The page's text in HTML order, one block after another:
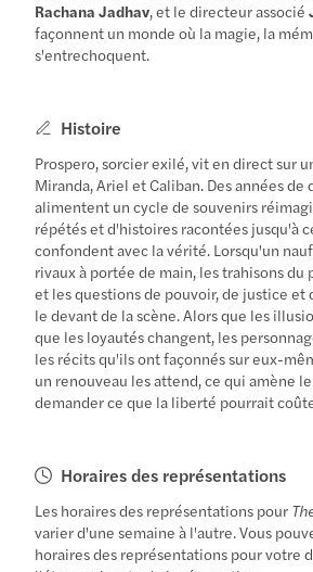
Rachana Jadhav, et le directeur associé
façonnent un monde où la magie, la
s'entrechoquent.
Histoire
Prospero, sorcier exilé, vit en direct sur
Miranda, Ariel et Caliban. Des années
alimentent un cycle de souvenirs
répétés et d'histoires racontées jusqu'à
confondent avec la vérité. Lorsqu'un
rivaux à portée de main, les trahisons du
et les questions de pouvoir, de justice et
le devant de la scène. Alors que les
que les loyautés changent, les
les récits qu'ils ont façonnés sur eux-
un renouveau les attend, ce qui amène
demander ce que la liberté pourrait
Horaires des représentations
Les horaires des représentations pour
varier d'une semaine à l'autre. Vous
horaires des représentations pour votre